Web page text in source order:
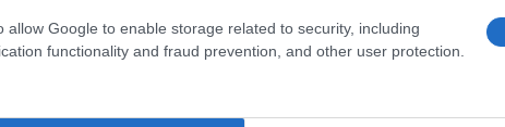
allow Google to enable storage related to security, including
functionality and fraud prevention, and other user protection.
Invia un Comunicato Stampa Segnala